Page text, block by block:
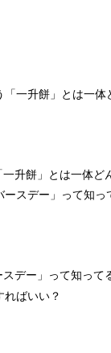
升餅」とは一体ど
デー」って知って